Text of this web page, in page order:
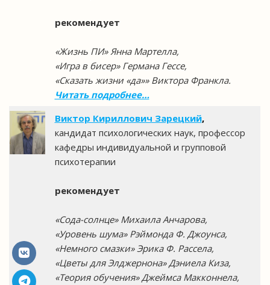
рекомендует
«Жизнь ПИ» Янна Мартелла,
«Игра в бисер» Германа Гессе,
«Сказать жизни «да»» Виктора Франкла.
Читать подробнее…
Виктор Кириллович Зарецкий,
кандидат психологических наук, профессор
кафедры индивидуальной и групповой
психотерапии
рекомендует
«Сода-солнце» Михаила Анчарова,
«Уровень шума» Рэймонда Ф. Джоунса,
«Немного смазки» Эрика Ф. Рассела,
«Цветы для Элджернона» Дэниела Киза,
«Теория обучения» Джеймса Макконнела,